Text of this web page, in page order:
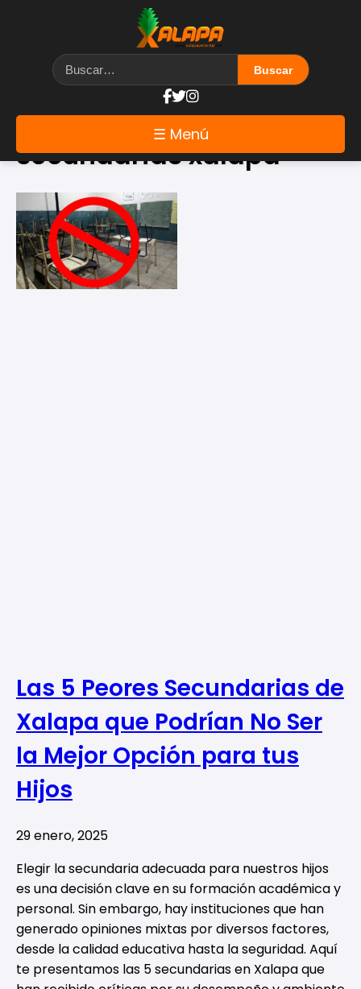
☰ Menú
Etiqueta: evaluación de
secundarias xalapa
Las 5 Peores Secundarias de
Xalapa que Podrían No Ser
la Mejor Opción para tus
Hijos
29 enero, 2025
Elegir la secundaria adecuada para nuestros hijos
es una decisión clave en su formación académica y
personal. Sin embargo, hay instituciones que han
generado opiniones mixtas por diversos factores,
desde la calidad educativa hasta la seguridad. Aquí
te presentamos las 5 secundarias en Xalapa que